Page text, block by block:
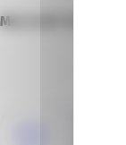
Mercredi 18